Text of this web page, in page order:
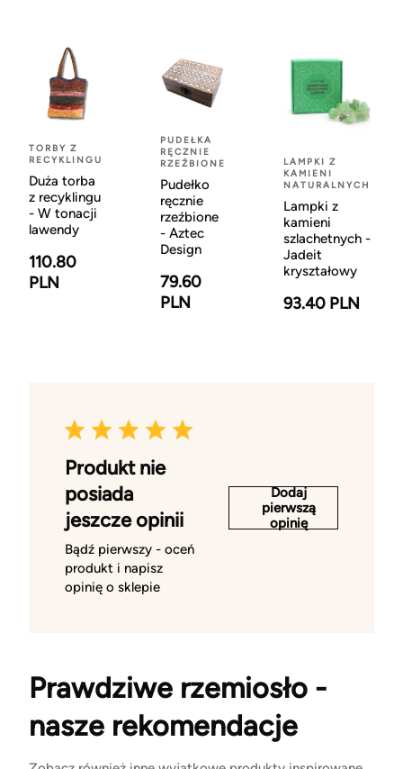
TORBY Z
RECYKLINGU
Duża torba
z recyklingu
- W tonacji
lawendy
110.80
PLN
PUDEŁKA
RĘCZNIE
RZEŹBIONE
Pudełko
ręcznie
rzeźbione
- Aztec
Design
79.60
PLN
LAMPKI Z
KAMIENI
NATURALNYCH
Lampki z
kamieni
szlachetnych -
Jadeit
kryształowy
93.40 PLN
Produkt nie
posiada
jeszcze opinii
Bądź pierwszy - oceń
produkt i napisz
opinię o sklepie
Dodaj
pierwszą
opinię
Prawdziwe rzemiosło -
nasze rekomendacje